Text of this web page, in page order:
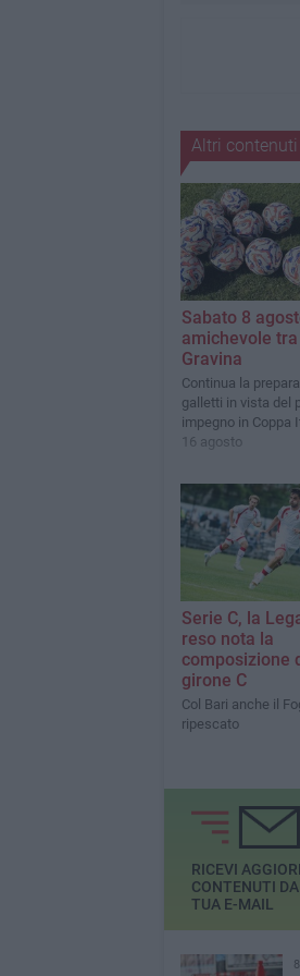
Altri
Sabato 8
amichevole
Gravina
Continua la
galletti in vista del
impegno in Coppa
16 agosto
Serie C, la
reso nota la
composizione
girone C
Col Bari anche il
ripescato
RICEVI
CONTENUTI
TUA E-MAIL